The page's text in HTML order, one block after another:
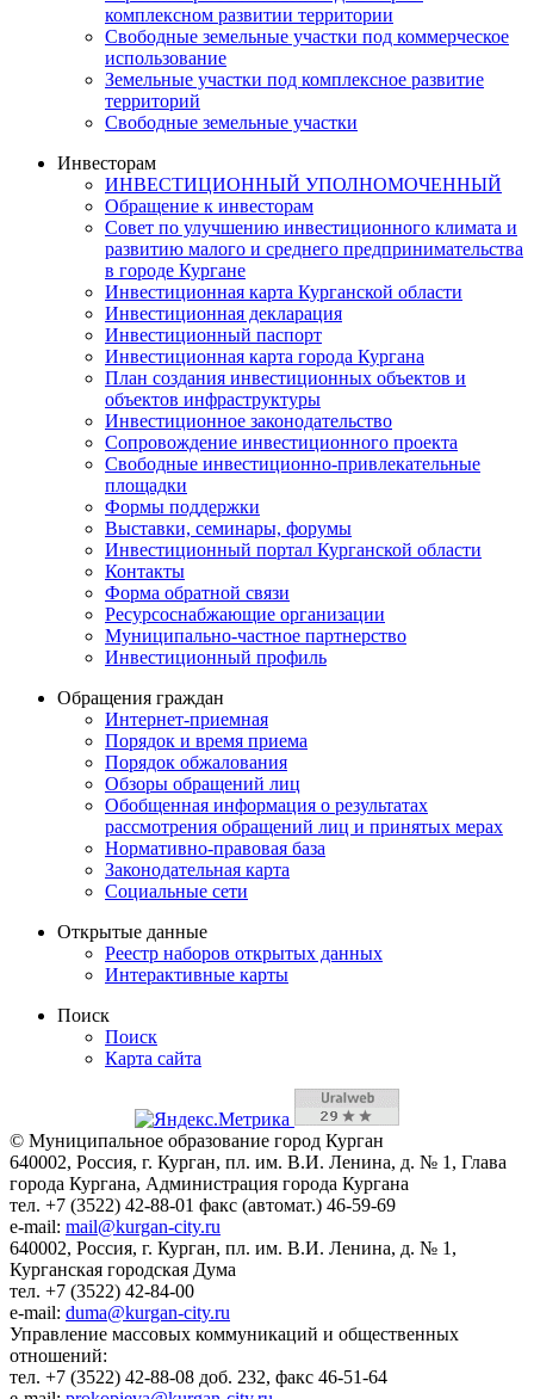
комплексном развитии территории
Свободные земельные участки под коммерческое
использование
Земельные участки под комплексное развитие
территорий
Свободные земельные участки
Инвесторам
ИНВЕСТИЦИОННЫЙ УПОЛНОМОЧЕННЫЙ
Обращение к инвесторам
Совет по улучшению инвестиционного климата и
развитию малого и среднего предпринимательства
в городе Кургане
Инвестиционная карта Курганской области
Инвестиционная декларация
Инвестиционный паспорт
Инвестиционная карта города Кургана
План создания инвестиционных объектов и
объектов инфраструктуры
Инвестиционное законодательство
Сопровождение инвестиционного проекта
Свободные инвестиционно-привлекательные
площадки
Формы поддержки
Выставки, семинары, форумы
Инвестиционный портал Курганской области
Контакты
Форма обратной связи
Ресурсоснабжающие организации
Муниципально-частное партнерство
Инвестиционный профиль
Обращения граждан
Интернет-приемная
Порядок и время приема
Порядок обжалования
Обзоры обращений лиц
Обобщенная информация о результатах
рассмотрения обращений лиц и принятых мерах
Нормативно-правовая база
Законодательная карта
Социальные сети
Открытые данные
Реестр наборов открытых данных
Интерактивные карты
Поиск
Поиск
Карта сайта
© Муниципальное образование город Курган
640002, Россия, г. Курган, пл. им. В.И. Ленина, д. № 1, Глава
города Кургана, Администрация города Кургана
тел. +7 (3522) 42-88-01 факс (автомат.) 46-59-69
e-mail: mail@kurgan-city.ru
640002, Россия, г. Курган, пл. им. В.И. Ленина, д. № 1,
Курганская городская Дума
тел. +7 (3522) 42-84-00
e-mail: duma@kurgan-city.ru
Управление массовых коммуникаций и общественных
отношений:
тел. +7 (3522) 42-88-08 доб. 232, факс 46-51-64